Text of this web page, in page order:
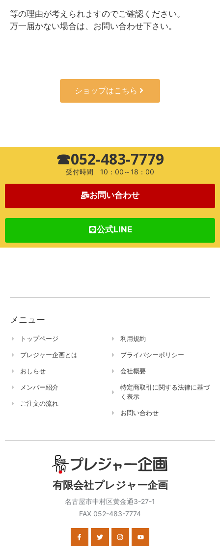
等の理由が考えられますのでご確認ください。
万一届かない場合は、お問い合わせ下さい。
ショップはこちら
☎052-483-7779
受付時間 10：00～18：00
お問い合わせ
公式LINE
有限会社プレジャー企画
名古屋市中村区黄金通3-27-1
FAX 052-483-7774
メニュー
トップページ
プレジャー企画とは
おしらせ
メンバー紹介
ご注文の流れ
利用規約
プライバシーポリシー
会社概要
特定商取引に関する法律に基づ
く表示
お問い合わせ